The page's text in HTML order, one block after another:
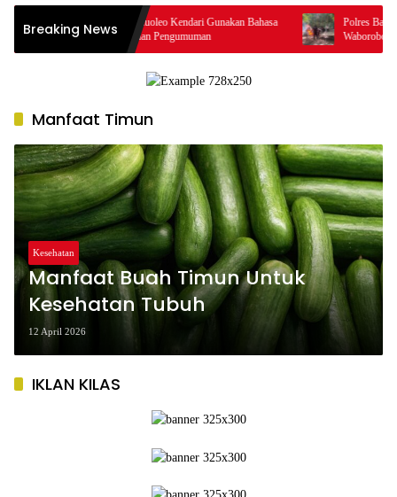
Breaking News
Resmi! Bandara Haluoleo Kendari Gunakan Bahasa
Tolaki dalam Layanan Pengumuman
Polres Baubau
Waborobo, Polisi Buru
Manfaat Timun
Kesehatan
Manfaat Buah Timun Untuk
Kesehatan Tubuh
12 April 2026
IKLAN KILAS